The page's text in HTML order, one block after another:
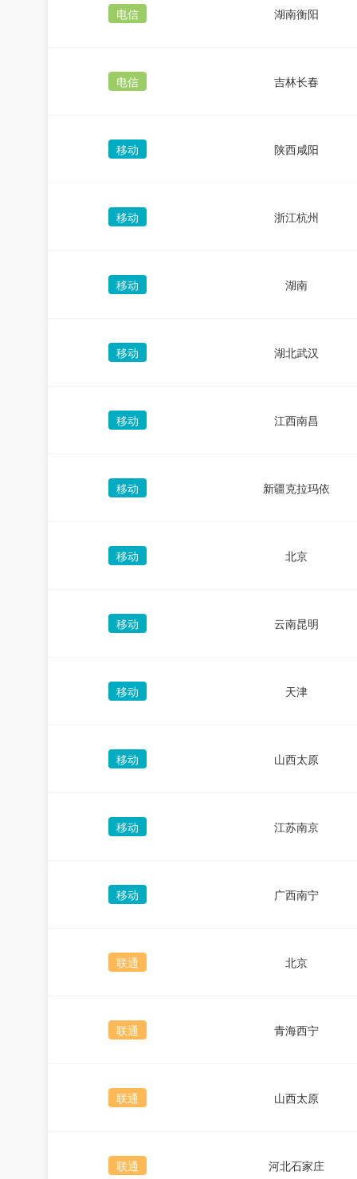
电信 湖南衡阳
电信 吉林长春
移动 陕西咸阳
移动 浙江杭州
移动 湖南
移动 湖北武汉
移动 江西南昌
移动 新疆克拉玛依
移动 北京
移动 云南昆明
移动 天津
移动 山西太原
移动 江苏南京
移动 广西南宁
联通 北京
联通 青海西宁
联通 山西太原
联通 河北石家庄